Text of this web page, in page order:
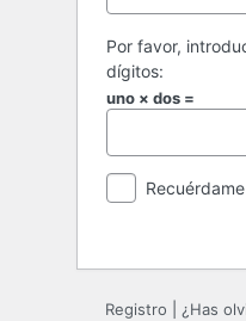
Por favor,
dígitos:
uno × dos =
Recuérdame
Registro ¿Has